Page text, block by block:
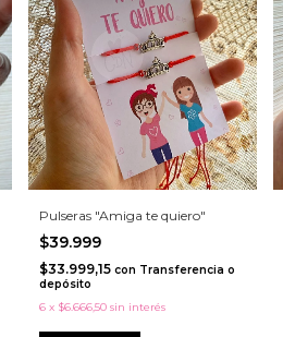
Pulseras "Amiga te quiero"
$39.999
$33.999,15 con Transferencia o
depósito
6 x $6.666,50 sin interés